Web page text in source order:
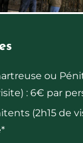
ou
: 6€ par
(2h15 de